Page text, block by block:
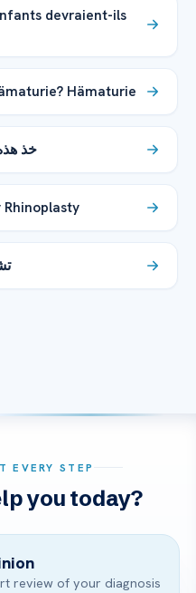
devraient-ils
Hämaturie
خذ
EVERY STEP
you today?
review of your diagnosis